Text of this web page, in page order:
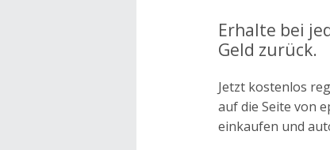
Erhalte bei
Geld zurück.
Jetzt kostenlos
auf die Seite von
einkaufen und